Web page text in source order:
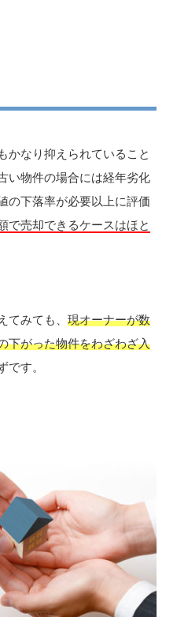
かなり抑えられていること
い物件の場合には経年劣化
の下落率が必要以上に評価
で売却できるケースはほと
てみても、 現オーナーが数
下がった物件をわざわざ入
です。